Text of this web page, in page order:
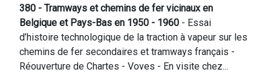
380 - Tramways et chemins de fer vicinaux en
Belgique et Pays-Bas en 1950 - 1960 - Essai
d’histoire technologique de la traction à vapeur sur les
chemins de fer secondaires et tramways français -
Réouverture de Chartes - Voves - En visite chez...